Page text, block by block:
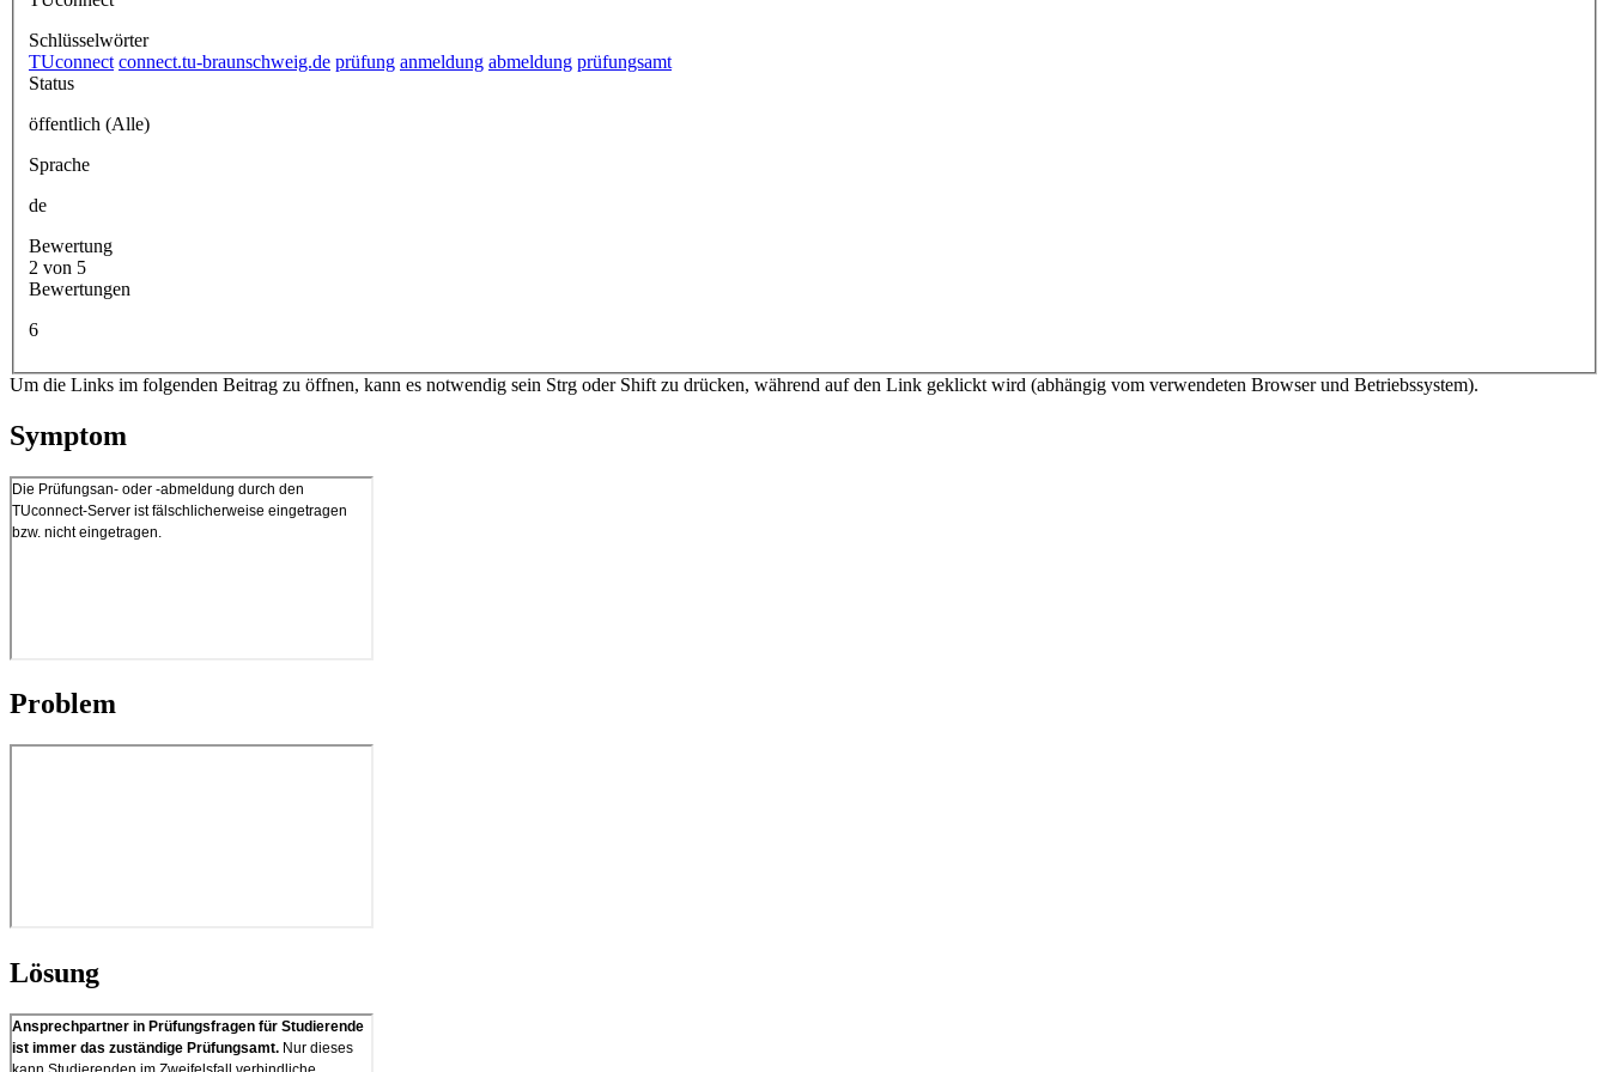
Schlüsselwörter
TUconnect connect.tu-braunschweig.de prüfung anmeldung abmeldung prüfungsamt
Status
öffentlich (Alle)
Sprache
de
Bewertung
2 von 5
Bewertungen
6
Um die Links im folgenden Beitrag zu öffnen, kann es notwendig sein Strg oder Shift zu drücken, während auf den Link geklickt wird (abhängig vom verwendeten Browser und Betriebssystem).
Symptom
Problem
Lösung